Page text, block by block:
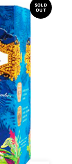
SOLD
OUT